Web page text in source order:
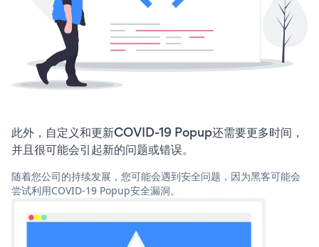
此外，自定义和更新COVID-19 Popup还需要更多时间，
并且很可能会引起新的问题或错误。
随着您公司的持续发展，您可能会遇到安全问题，因为黑客可能会
尝试利用COVID-19 Popup安全漏洞。